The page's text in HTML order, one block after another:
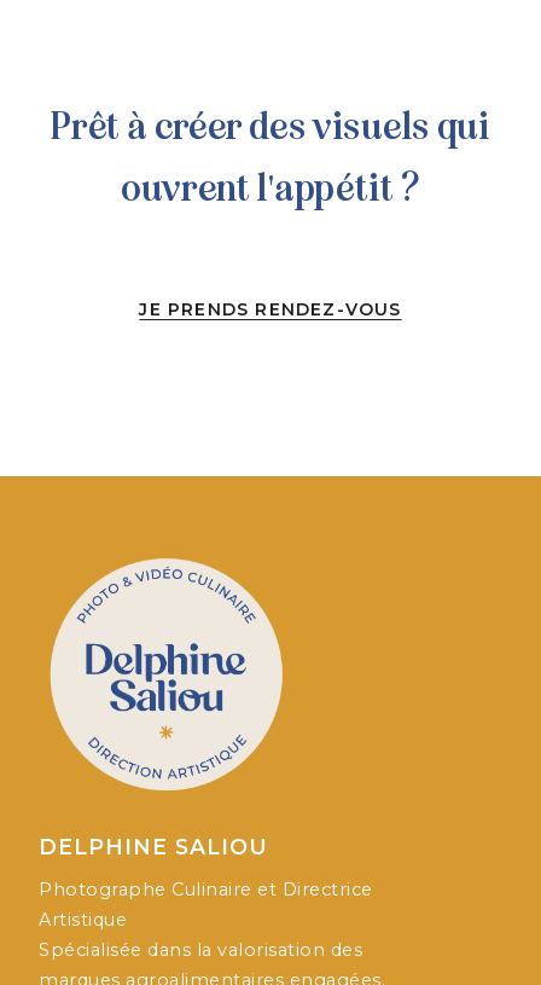
Prêt à créer des visuels qui
ouvrent l'appétit ?
JE PRENDS RENDEZ-VOUS
DELPHINE SALIOU
Photographe Culinaire et Directrice
Artistique
Spécialisée dans la valorisation des
marques agroalimentaires engagées.